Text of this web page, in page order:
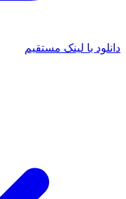
دانلود با لینک مستقیم